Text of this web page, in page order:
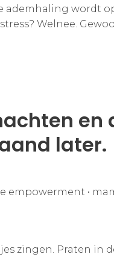
ademhaling wordt
Welnee.
en
later.
empowerment •
zingen. Praten in